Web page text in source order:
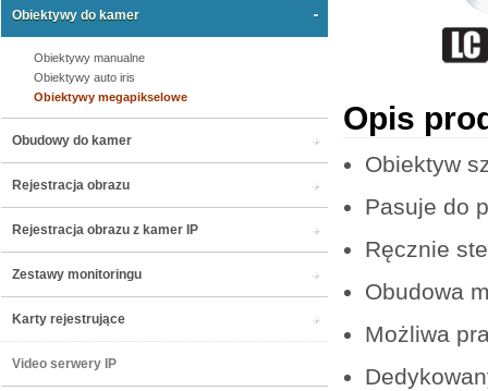
Obiektywy do kamer
Obiektywy manualne
Obiektywy auto iris
Obiektywy megapikselowe
Obudowy do kamer
Rejestracja obrazu
Rejestracja obrazu z kamer IP
Zestawy monitoringu
Karty rejestrujące
Video serwery IP
Opis
Obiektyw
Pasuje do
Ręcznie
Obudowa
Możliwa